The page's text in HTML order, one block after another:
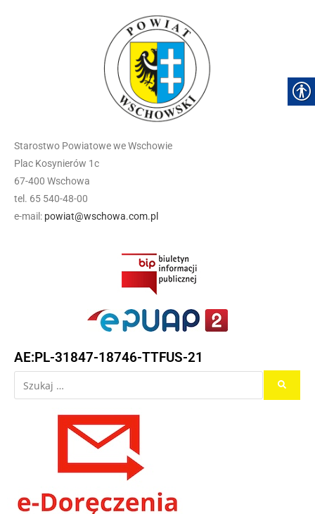
Starostwo Powiatowe we Wschowie
Plac Kosynierów 1c
67-400 Wschowa
tel. 65 540-48-00
e-mail: powiat@wschowa.com.pl
AE:PL-31847-18746-TTFUS-21